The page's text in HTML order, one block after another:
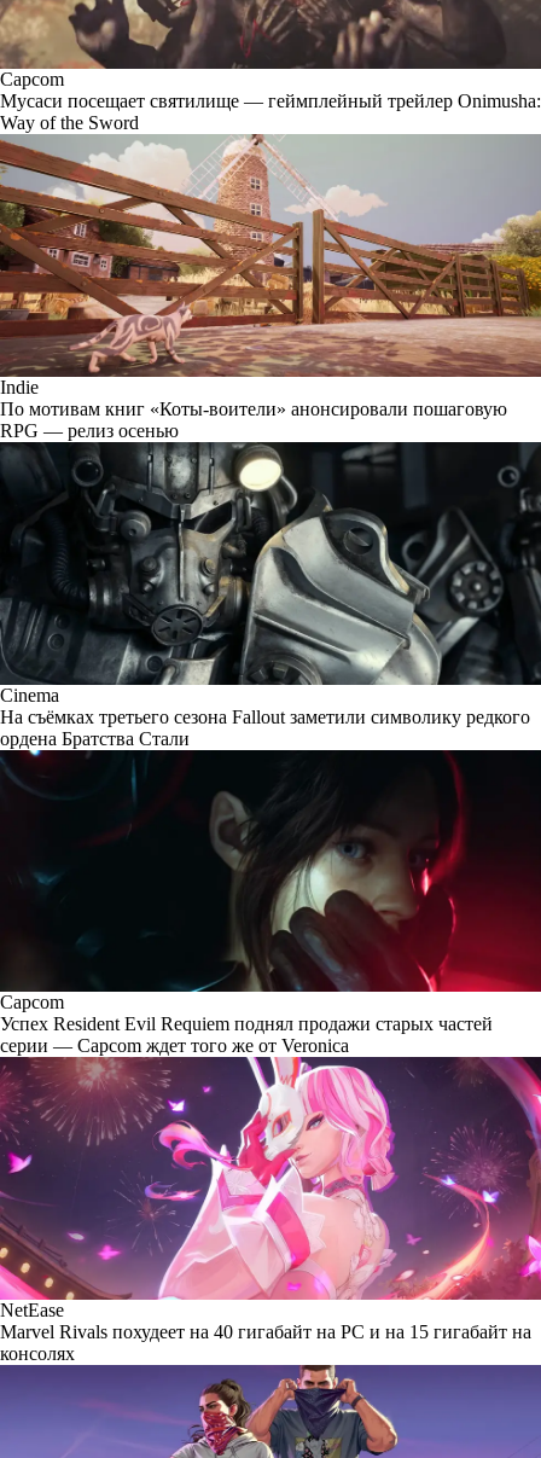
Capcom
Мусаси посещает святилище — геймплейный трейлер Onimusha:
Way of the Sword
Indie
По мотивам книг «Коты-воители» анонсировали пошаговую
RPG — релиз осенью
Cinema
На съёмках третьего сезона Fallout заметили символику редкого
ордена Братства Стали
Capcom
Успех Resident Evil Requiem поднял продажи старых частей
серии — Capcom ждет того же от Veronica
NetEase
Marvel Rivals похудеет на 40 гигабайт на PC и на 15 гигабайт на
консолях